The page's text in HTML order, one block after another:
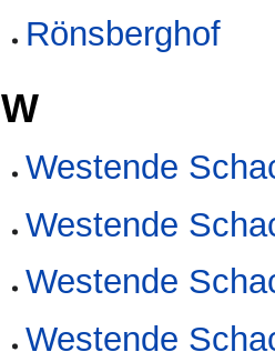
Rönsberghof
W
Westende
Westende
Westende
Westende